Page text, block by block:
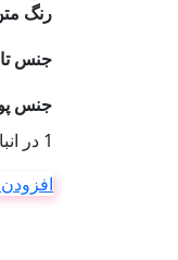
رنگ
جنس
جنس
1 در انبار